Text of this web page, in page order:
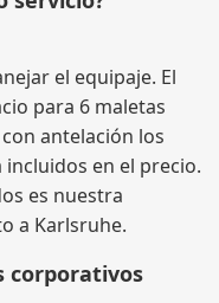
el equipaje. El
para 6 maletas
antelación los
en el precio.
es nuestra
a Karlsruhe.
corporativos